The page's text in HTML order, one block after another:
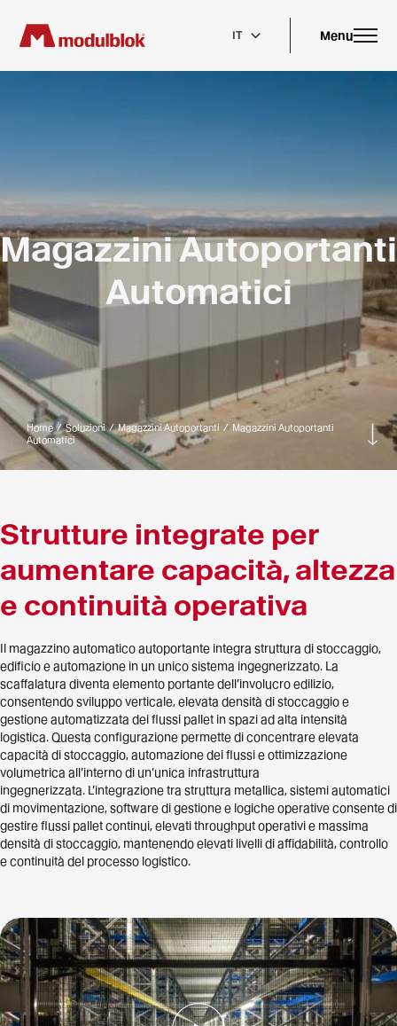
main
content
IT Menu
Magazzini Autoportanti
Automatici
Home/Soluzioni/Magazzini Autoportanti / Magazzini Autoportanti
Automatici
Vai
Strutture integrate per
aumentare capacità, altezza
e continuità operativa
Il magazzino automatico autoportante integra struttura di stoccaggio,
edificio e automazione in un unico sistema ingegnerizzato. La
scaffalatura diventa elemento portante dell’involucro edilizio,
consentendo sviluppo verticale, elevata densità di stoccaggio e
gestione automatizzata dei flussi pallet in spazi ad alta intensità
logistica. Questa configurazione permette di concentrare elevata
capacità di stoccaggio, automazione dei flussi e ottimizzazione
volumetrica all’interno di un’unica infrastruttura
ingegnerizzata. L’integrazione tra struttura metallica, sistemi automatici
di movimentazione, software di gestione e logiche operative consente di
gestire flussi pallet continui, elevati throughput operativi e massima
densità di stoccaggio, mantenendo elevati livelli di affidabilità, controllo
e continuità del processo logistico.